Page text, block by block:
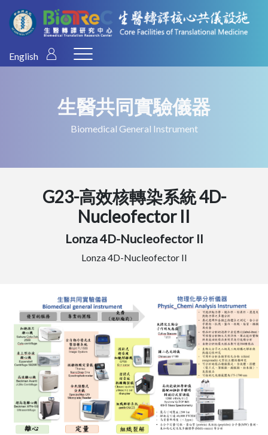
English
生醫共同實驗儀器
Biomedical General Instrument
G23-高效核轉染系統 4D-
Nucleofector II
Lonza 4D-Nucleofector II
Lonza 4D-Nucleofector II